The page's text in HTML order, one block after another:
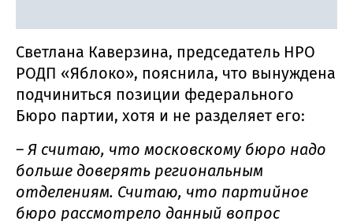
Светлана Каверзина, председатель НРО
РОДП «Яблоко», пояснила, что вынуждена
подчиниться позиции федерального
Бюро партии, хотя и не разделяет его:
– Я считаю, что московскому бюро надо
больше доверять региональным
отделениям. Считаю, что партийное
бюро рассмотрело данный вопрос